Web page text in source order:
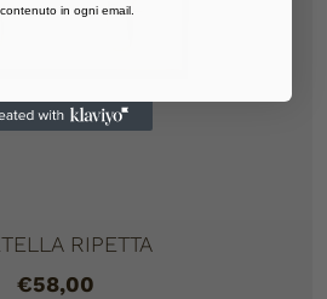
RIPETTA
€58,00
in ogni email.